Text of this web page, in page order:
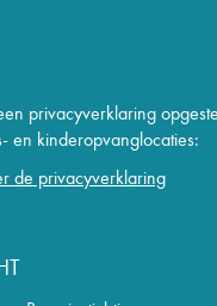
privacyverklaring
en kinderopvanglocaties:
de privacyverklaring